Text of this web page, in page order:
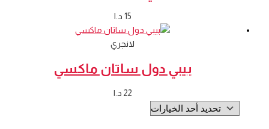
15 د.ا
لانجري
بيبي دول ساتان ماكسي
22 د.ا